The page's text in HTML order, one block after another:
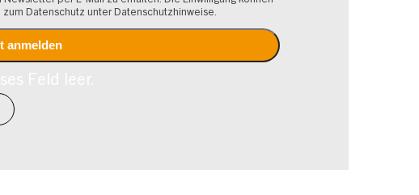
Datenschutz unter Datenschutzhinweise.